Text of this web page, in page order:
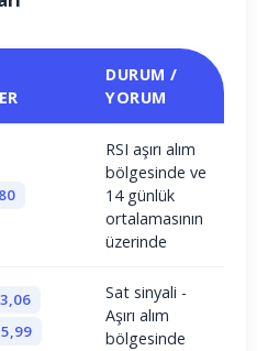
DURUM /
YORUM
RSI aşırı alım
bölgesinde ve
14 günlük
ortalamasının
üzerinde
Sat sinyali -
Aşırı alım
bölgesinde